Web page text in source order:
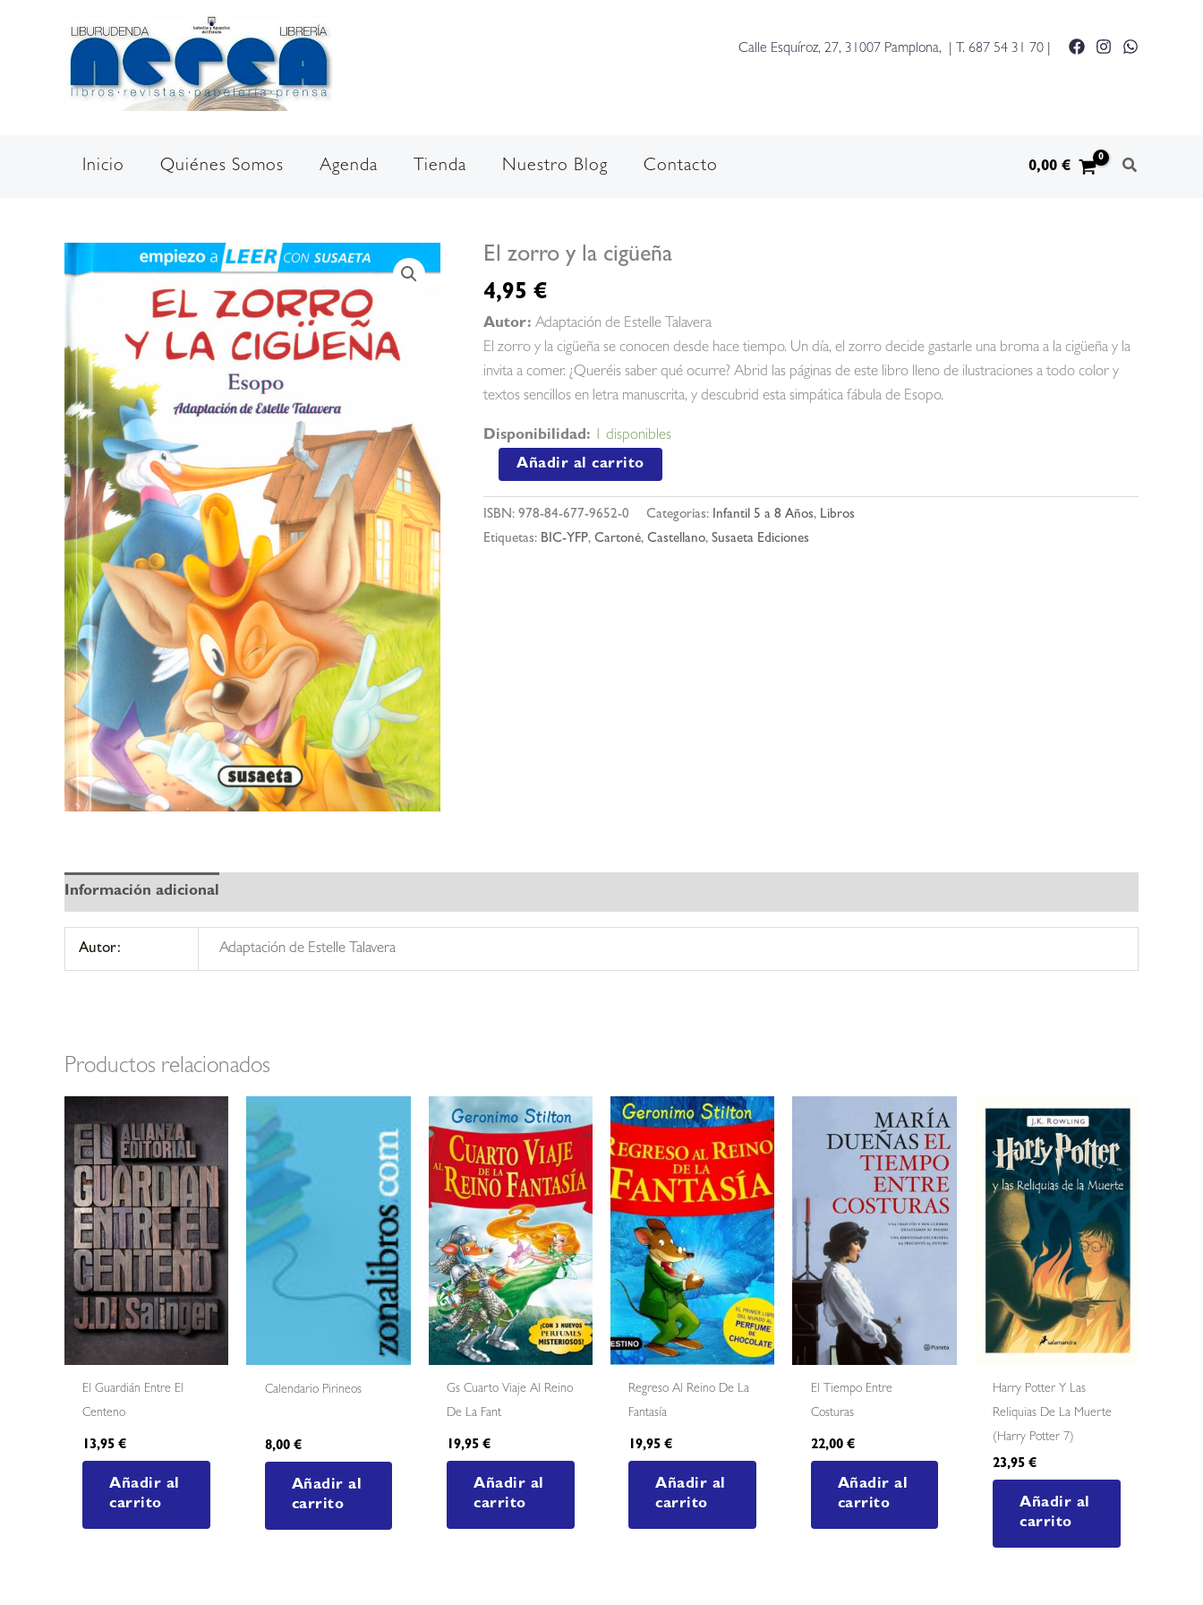
Calle Esquíroz, 27, 31007 Pamplona, | T. 687 54 31 70
Inicio Quiénes Somos Agenda Tienda Nuestro Blog Contacto 0,00€
El zorro y la cigüeña
4,95 €
Autor: Adaptación de Estelle Talavera
El zorro y la cigüeña se conocen desde hace tiempo. Un día, el zorro decide gastarle una broma a la cigüeña y la
invita a comer. ¿Queréis saber qué ocurre? Abrid las páginas de este libro lleno de ilustraciones a todo color y
textos sencillos en letra manuscrita, y descubrid esta simpática fábula de Esopo.
Disponibilidad: 1 disponibles
zorro
y
la
Añadir al carrito
ISBN: 978-84-677-9652-0 Categorías: Infantil 5 a 8 Años, Libros
Etiquetas: BIC-YFP, Cartoné, Castellano, Susaeta Ediciones
Información adicional
Autor: Adaptación de Estelle Talavera
Productos relacionados
El Guardián Entre El
Centeno
13,95€
Añadir al
carrito
Calendario Pirineos
8,00 €
Añadir al
carrito
Gs Cuarto Viaje Al Reino
De La Fant
19,95€
Añadir al
carrito
Regreso Al Reino De La
Fantasía
19,95€
Añadir al
carrito
El Tiempo Entre
Costuras
22,00 €
Añadir al
carrito
Harry Potter Y Las
Reliquias De La Muerte
(harry Potter 7)
23,95€
Añadir al
carrito
la